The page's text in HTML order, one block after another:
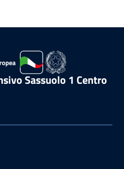
Sassuolo 1 Centro